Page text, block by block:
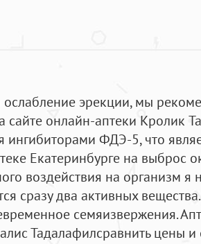
эрекции, мы
сайте онлайн-аптеки Кролик
ингибиторами ФДЭ-5, что
Екатеринбурге на выброс
воздействия на организм я
сразу два активных
семяизвержения.
Тадалафилсравнить цены и